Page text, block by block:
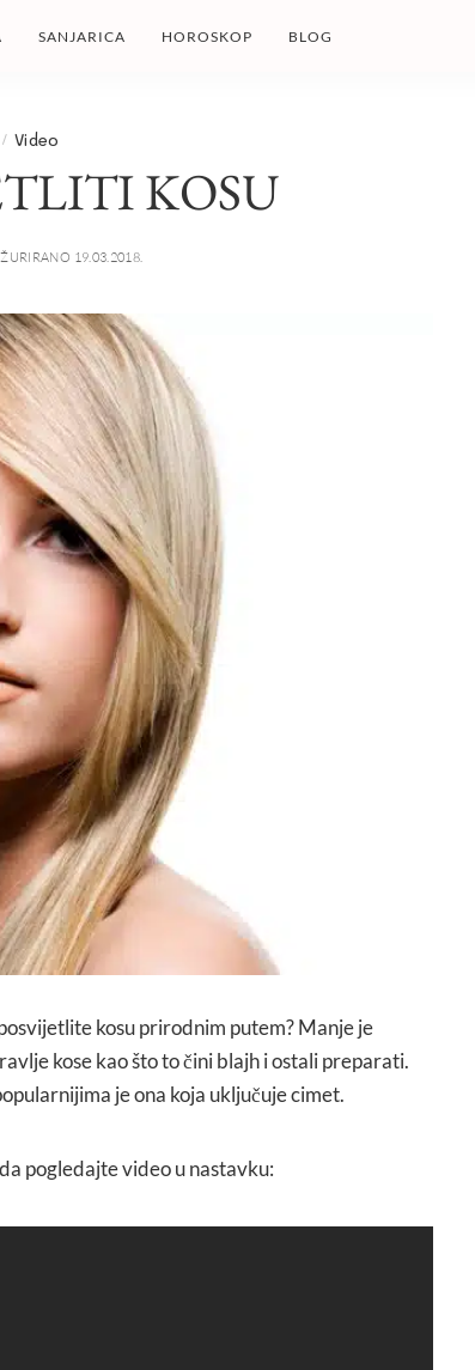
SANJARICA HOROSKOP BLOG
Video
KOSU
19.03.2018.
kosu prirodnim putem? Manje je
kose kao što to čini blajh i ostali preparati.
je ona koja uključuje cimet.
pogledajte video u nastavku: